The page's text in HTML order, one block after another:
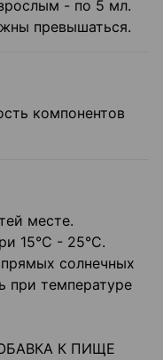
- по 5 мл.
превышаться.
компонентов
месте.
15°C - 25°С.
солнечных
при температуре
К ПИЩЕ